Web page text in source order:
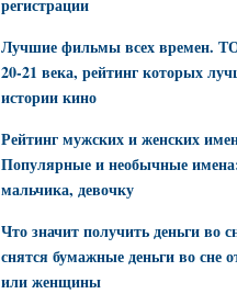
регистрации
Лучшие фильмы всех времен.
20-21 века, рейтинг которых
истории кино
Рейтинг мужских и женских
Популярные и необычные
мальчика, девочку
Что значит получить деньги во
снятся бумажные деньги во сне
или женщины